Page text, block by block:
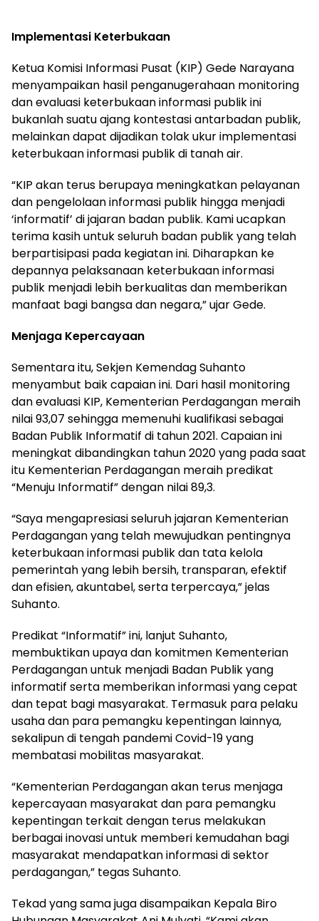
Implementasi Keterbukaan
Ketua Komisi Informasi Pusat (KIP) Gede Narayana
menyampaikan hasil penganugerahaan monitoring
dan evaluasi keterbukaan informasi publik ini
bukanlah suatu ajang kontestasi antarbadan publik,
melainkan dapat dijadikan tolak ukur implementasi
keterbukaan informasi publik di tanah air.
“KIP akan terus berupaya meningkatkan pelayanan
dan pengelolaan informasi publik hingga menjadi
‘informatif’ di jajaran badan publik. Kami ucapkan
terima kasih untuk seluruh badan publik yang telah
berpartisipasi pada kegiatan ini. Diharapkan ke
depannya pelaksanaan keterbukaan informasi
publik menjadi lebih berkualitas dan memberikan
manfaat bagi bangsa dan negara,” ujar Gede.
Menjaga Kepercayaan
Sementara itu, Sekjen Kemendag Suhanto
menyambut baik capaian ini. Dari hasil monitoring
dan evaluasi KIP, Kementerian Perdagangan meraih
nilai 93,07 sehingga memenuhi kualifikasi sebagai
Badan Publik Informatif di tahun 2021. Capaian ini
meningkat dibandingkan tahun 2020 yang pada saat
itu Kementerian Perdagangan meraih predikat
“Menuju Informatif” dengan nilai 89,3.
“Saya mengapresiasi seluruh jajaran Kementerian
Perdagangan yang telah mewujudkan pentingnya
keterbukaan informasi publik dan tata kelola
pemerintah yang lebih bersih, transparan, efektif
dan efisien, akuntabel, serta terpercaya,” jelas
Suhanto.
Predikat “Informatif” ini, lanjut Suhanto,
membuktikan upaya dan komitmen Kementerian
Perdagangan untuk menjadi Badan Publik yang
informatif serta memberikan informasi yang cepat
dan tepat bagi masyarakat. Termasuk para pelaku
usaha dan para pemangku kepentingan lainnya,
sekalipun di tengah pandemi Covid-19 yang
membatasi mobilitas masyarakat.
“Kementerian Perdagangan akan terus menjaga
kepercayaan masyarakat dan para pemangku
kepentingan terkait dengan terus melakukan
berbagai inovasi untuk memberi kemudahan bagi
masyarakat mendapatkan informasi di sektor
perdagangan,” tegas Suhanto.
Tekad yang sama juga disampaikan Kepala Biro